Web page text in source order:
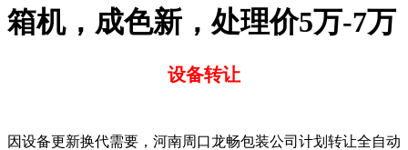
箱机，成色新，处理价5万-7万
设备转让
因设备更新换代需要，河南周口龙畅包装公司计划转让全自动